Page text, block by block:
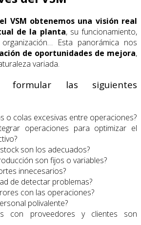
VSM obtenemos una visión real
de la planta, su funcionamiento,
Esta panorámica nos
de oportunidades de mejora,
variada.
formular las siguientes
o colas excesivas entre operaciones?
operaciones para optimizar el
son los adecuados?
son fijos o variables?
innecesarios?
de detectar problemas?
con las operaciones?
polivalente?
con proveedores y clientes son